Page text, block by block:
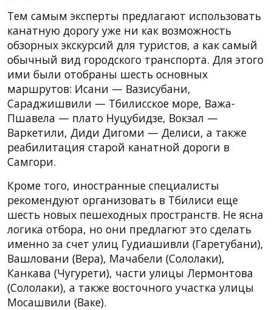
Тем самым эксперты предлагают использовать
канатную дорогу уже ни как возможность
обзорных экскурсий для туристов, а как самый
обычный вид городского транспорта. Для этого
ими были отобраны шесть основных
маршрутов: Исани — Вазисубани,
Сараджишвили — Тбилисское море, Важа-
Пшавела — плато Нуцубидзе, Вокзал —
Варкетили, Диди Дигоми — Делиси, а также
реабилитация старой канатной дороги в
Самгори.
Кроме того, иностранные специалисты
рекомендуют организовать в Тбилиси еще
шесть новых пешеходных пространств. Не ясна
логика отбора, но они предлагют это сделать
именно за счет улиц Гудиашивли (Гаретубани),
Вашловани (Вера), Мачабели (Сололаки),
Канкава (Чугурети), части улицы Лермонтова
(Сололаки), а также восточного участка улицы
Мосашвили (Ваке).